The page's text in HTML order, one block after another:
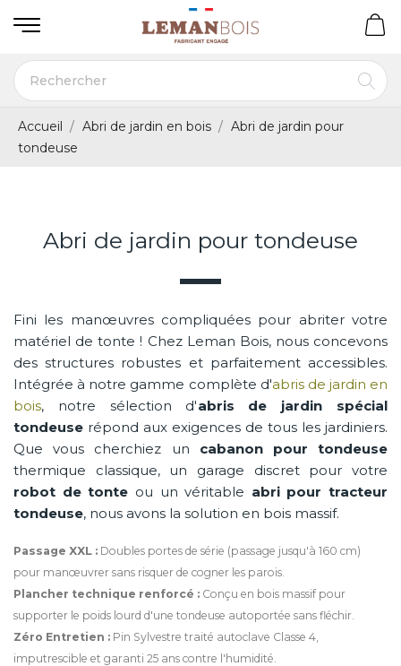
Accueil Abri de jardin en bois
Abri de jardin pour
tondeuse
Abri de jardin pour tondeuse
Fini les manœuvres compliquées pour abriter votre
matériel de tonte ! Chez Leman Bois, nous concevons
des structures robustes et parfaitement accessibles.
Intégrée à notre gamme complète d'abris de jardin en
bois, notre sélection d'abris de jardin spécial
tondeuse répond aux exigences de tous les jardiniers.
Que vous cherchiez un cabanon pour tondeuse
thermique classique, un garage discret pour votre
robot de tonte ou un véritable abri pour tracteur
tondeuse, nous avons la solution en bois massif.
Passage XXL : Doubles portes de série (passage jusqu'à 160 cm)
pour manœuvrer sans risquer de cogner les parois.
Plancher technique renforcé : Conçu en bois massif pour
supporter le poids lourd d'une tondeuse autoportée sans fléchir.
Zéro Entretien : Pin Sylvestre traité autoclave Classe 4,
imputrescible et garanti 25 ans contre l'humidité.